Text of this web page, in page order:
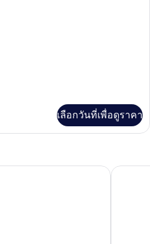
เลือกวันที่เพื่อดูราคา
คาตาโล